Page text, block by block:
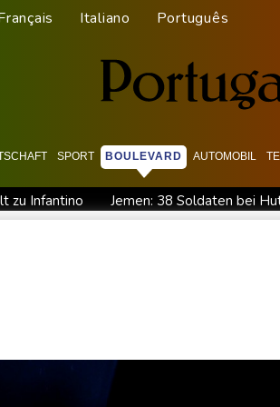
Italiano Português
SPORT BOULEVARD AUTOMOBIL
zu Infantino
Jemen: 38 Soldaten bei
Syrische